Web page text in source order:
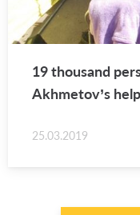
19 thou­sand
Akhme­tov’s
25.03.2019